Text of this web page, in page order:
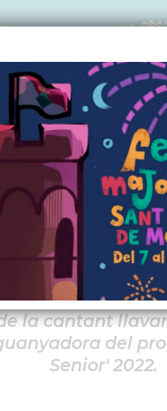
28 juny
el
la cantant
del
Senior' 2022.